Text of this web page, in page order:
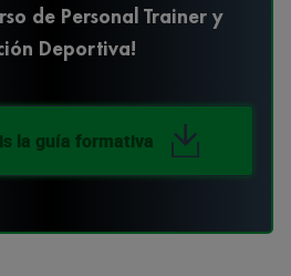
de Personal Trainer y
Deportiva!
la guía formativa